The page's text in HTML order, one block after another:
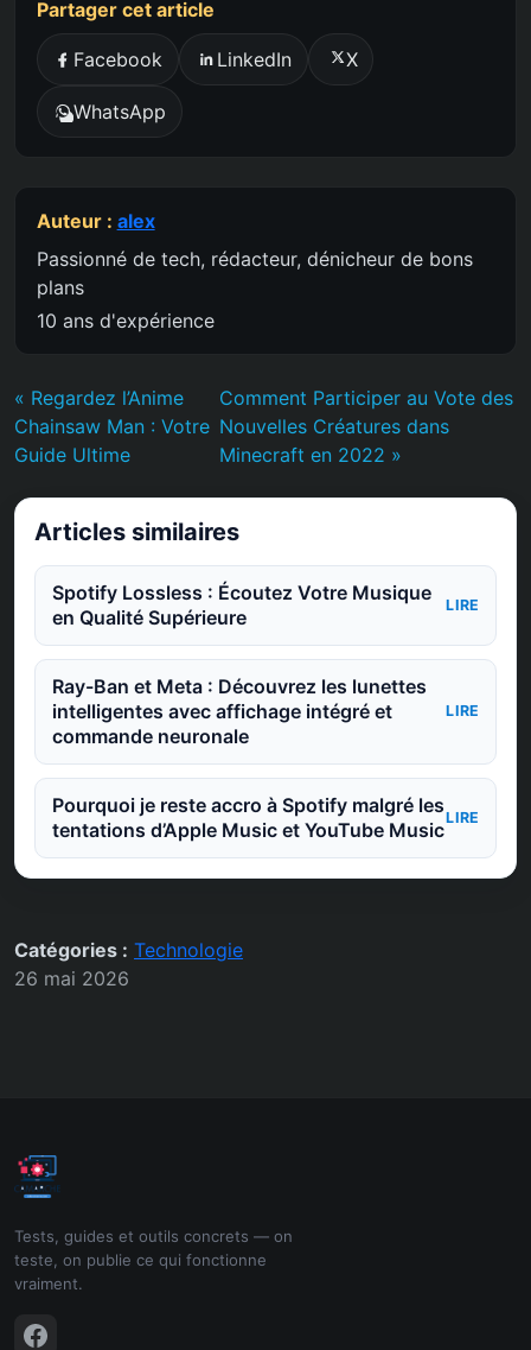
Partager cet article
Facebook LinkedIn X
WhatsApp
Auteur : alex
Passionné de tech, rédacteur, dénicheur de bons
plans
10 ans d'expérience
« Regardez l’Anime
Chainsaw Man : Votre
Guide Ultime
Comment Participer au Vote des
Nouvelles Créatures dans
Minecraft en 2022 »
Articles similaires
Spotify Lossless : Écoutez Votre Musique
en Qualité Supérieure
LIRE
Ray-Ban et Meta : Découvrez les lunettes
intelligentes avec affichage intégré et
commande neuronale
LIRE
Pourquoi je reste accro à Spotify malgré les
tentations d’Apple Music et YouTube Music
LIRE
Catégories : Technologie
26 mai 2026
Tests, guides et outils concrets — on
teste, on publie ce qui fonctionne
vraiment.